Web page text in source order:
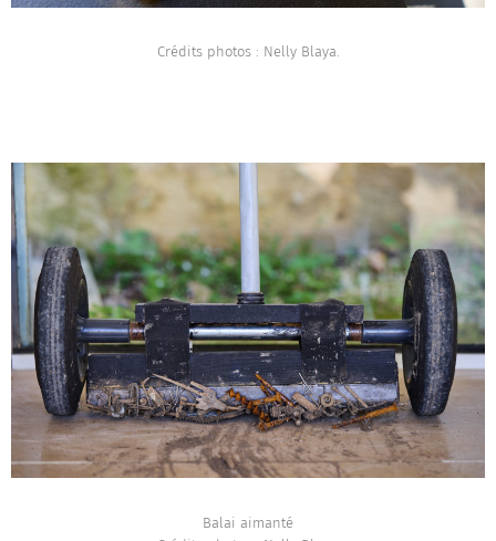
Crédits photos : Nelly Blaya.
Balai aimanté